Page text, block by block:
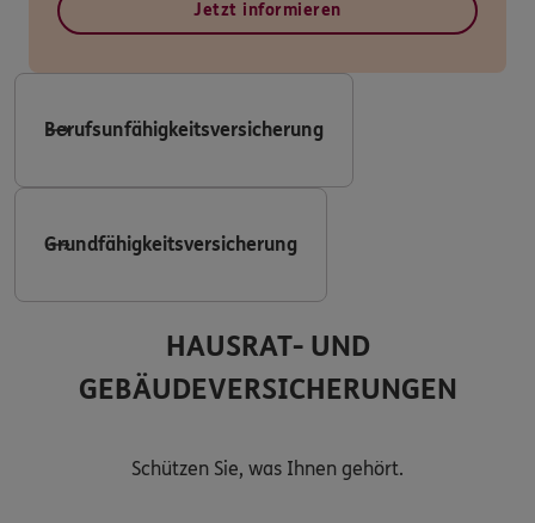
Jetzt informieren
Berufsunfähigkeitsversicherung
Grundfähigkeitsversicherung
HAUSRAT- UND
GEBÄUDEVERSICHERUNGEN
Schützen Sie, was Ihnen gehört.